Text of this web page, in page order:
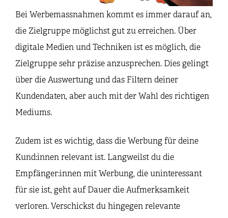
Bei Werbemassnahmen kommt es immer darauf an,
die Zielgruppe möglichst gut zu erreichen. Über
digitale Medien und Techniken ist es möglich, die
Zielgruppe sehr präzise anzusprechen. Dies gelingt
über die Auswertung und das Filtern deiner
Kundendaten, aber auch mit der Wahl des richtigen
Mediums.
Zudem ist es wichtig, dass die Werbung für deine
Kund:innen relevant ist. Langweilst du die
Empfänger:innen mit Werbung, die uninteressant
für sie ist, geht auf Dauer die Aufmerksamkeit
verloren. Verschickst du hingegen relevante